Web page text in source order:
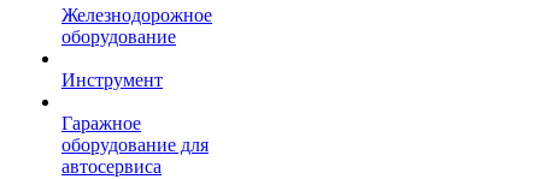
Железнодорожное
оборудование
Инструмент
Гаражное
оборудование для
автосервиса